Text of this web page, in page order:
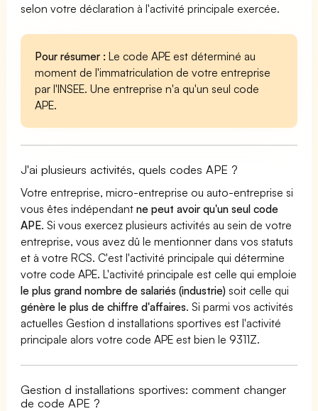
selon votre déclaration à l'activité principale exercée.
Pour résumer : Le code APE est déterminé au
moment de l'immatriculation de votre entreprise
par l'INSEE. Une entreprise n'a qu'un seul code
APE.
J'ai plusieurs activités, quels codes APE ?
Votre entreprise, micro-entreprise ou auto-entreprise si
vous êtes indépendantne peut avoir qu'un seul code
APE. Si vous exercez plusieurs activités au sein de votre
entreprise, vous avez dû le mentionner dans vos statuts
et à votre RCS. C'est l'activité principale qui détermine
votre code APE. L'activité principale est celle qui emploie
le plus grand nombre de salariés (industrie) soit celle qui
génère le plus de chiffre d'affaires. Si parmi vos activités
actuelles Gestion d installations sportives est l'activité
principale alors votre code APE est bien le 9311Z.
Gestion d installations sportives: comment changer
de code APE ?